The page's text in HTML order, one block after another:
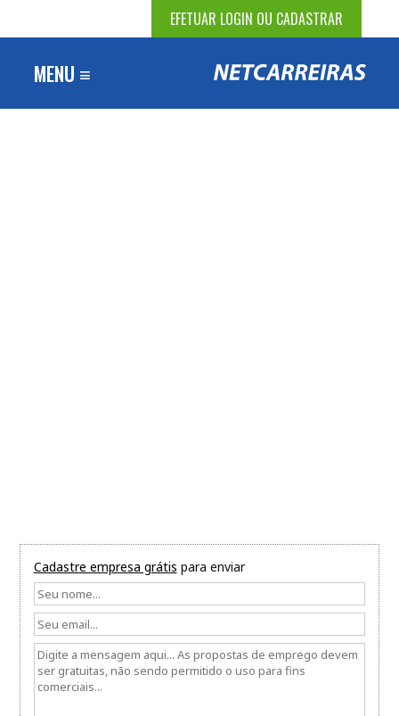
EFETUAR LOGIN OU CADASTRAR
MENU ≡
Cadastre empresa grátis para enviar